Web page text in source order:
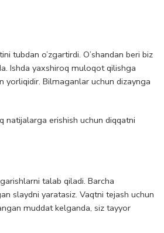
tubdan o’zgartirdi. O’shandan beri biz
Ishda yaxshiroq muloqot qilishga
yorliqidir. Bilmaganlar uchun dizaynga
natijalarga erishish uchun diqqatni
talab qiladi. Barcha
slaydni yaratasiz. Vaqtni tejash uchun
muddat kelganda, siz tayyor